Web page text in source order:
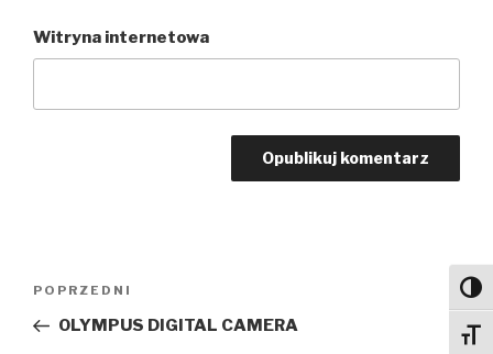
Witryna internetowa
Poprzedni
wpis
POPRZEDNI
OLYMPUS DIGITAL CAMERA